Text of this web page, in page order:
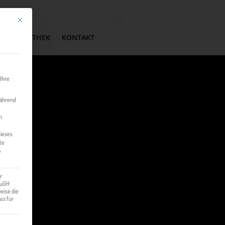
MEDIATHEK KONTAKT
Mit diesem Button wird der Dialog geschlossen. Seine Funktionalität ist identisch mit der
die
für